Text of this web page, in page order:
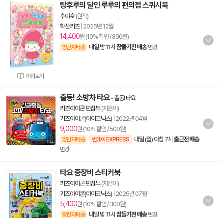
미리보기
탕후루의 달인 루루의 편의점 스퀴시북
후야호(원작)
학산키즈| 2025년 12월
14,400원 (10% 할인 / 800원)
양탄자배송 내일 밤 11시 잠들기전 배송 변경
출동! 소방차 타요-출동! 타요
키즈아이콘 편집부(지은이)
키즈아이콘(아이코닉스) 2022년 04월
9,000원 (10% 할인 / 500원)
양탄자배송 썬데이 EXPRESS 내일 (월) 아침 7시 출근전 배송
변경
타요 중장비 스티커북
키즈아이콘 편집부(지은이)
키즈아이콘(아이코닉스) 2025년 07월
5,400원 (10% 할인 / 300원)
양탄자배송 내일 밤 11시 잠들기전 배송 변경